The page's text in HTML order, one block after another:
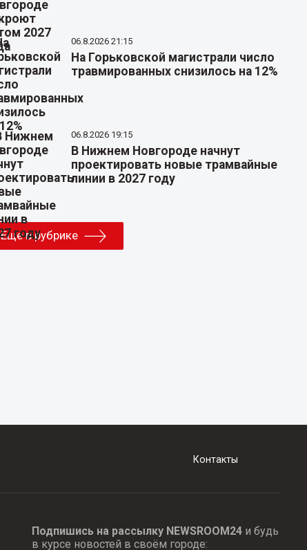
06.8.2026 21:15
На Горьковской магистрали число
травмированных снизилось на 12%
06.8.2026 19:15
В Нижнем Новгороде начнут
проектировать новые трамвайные
линии в 2027 году
Еще в рубрике
Контакты
Подпишись на рассылку NEWSROOM24и будь
в курсе новостей в своём городе: